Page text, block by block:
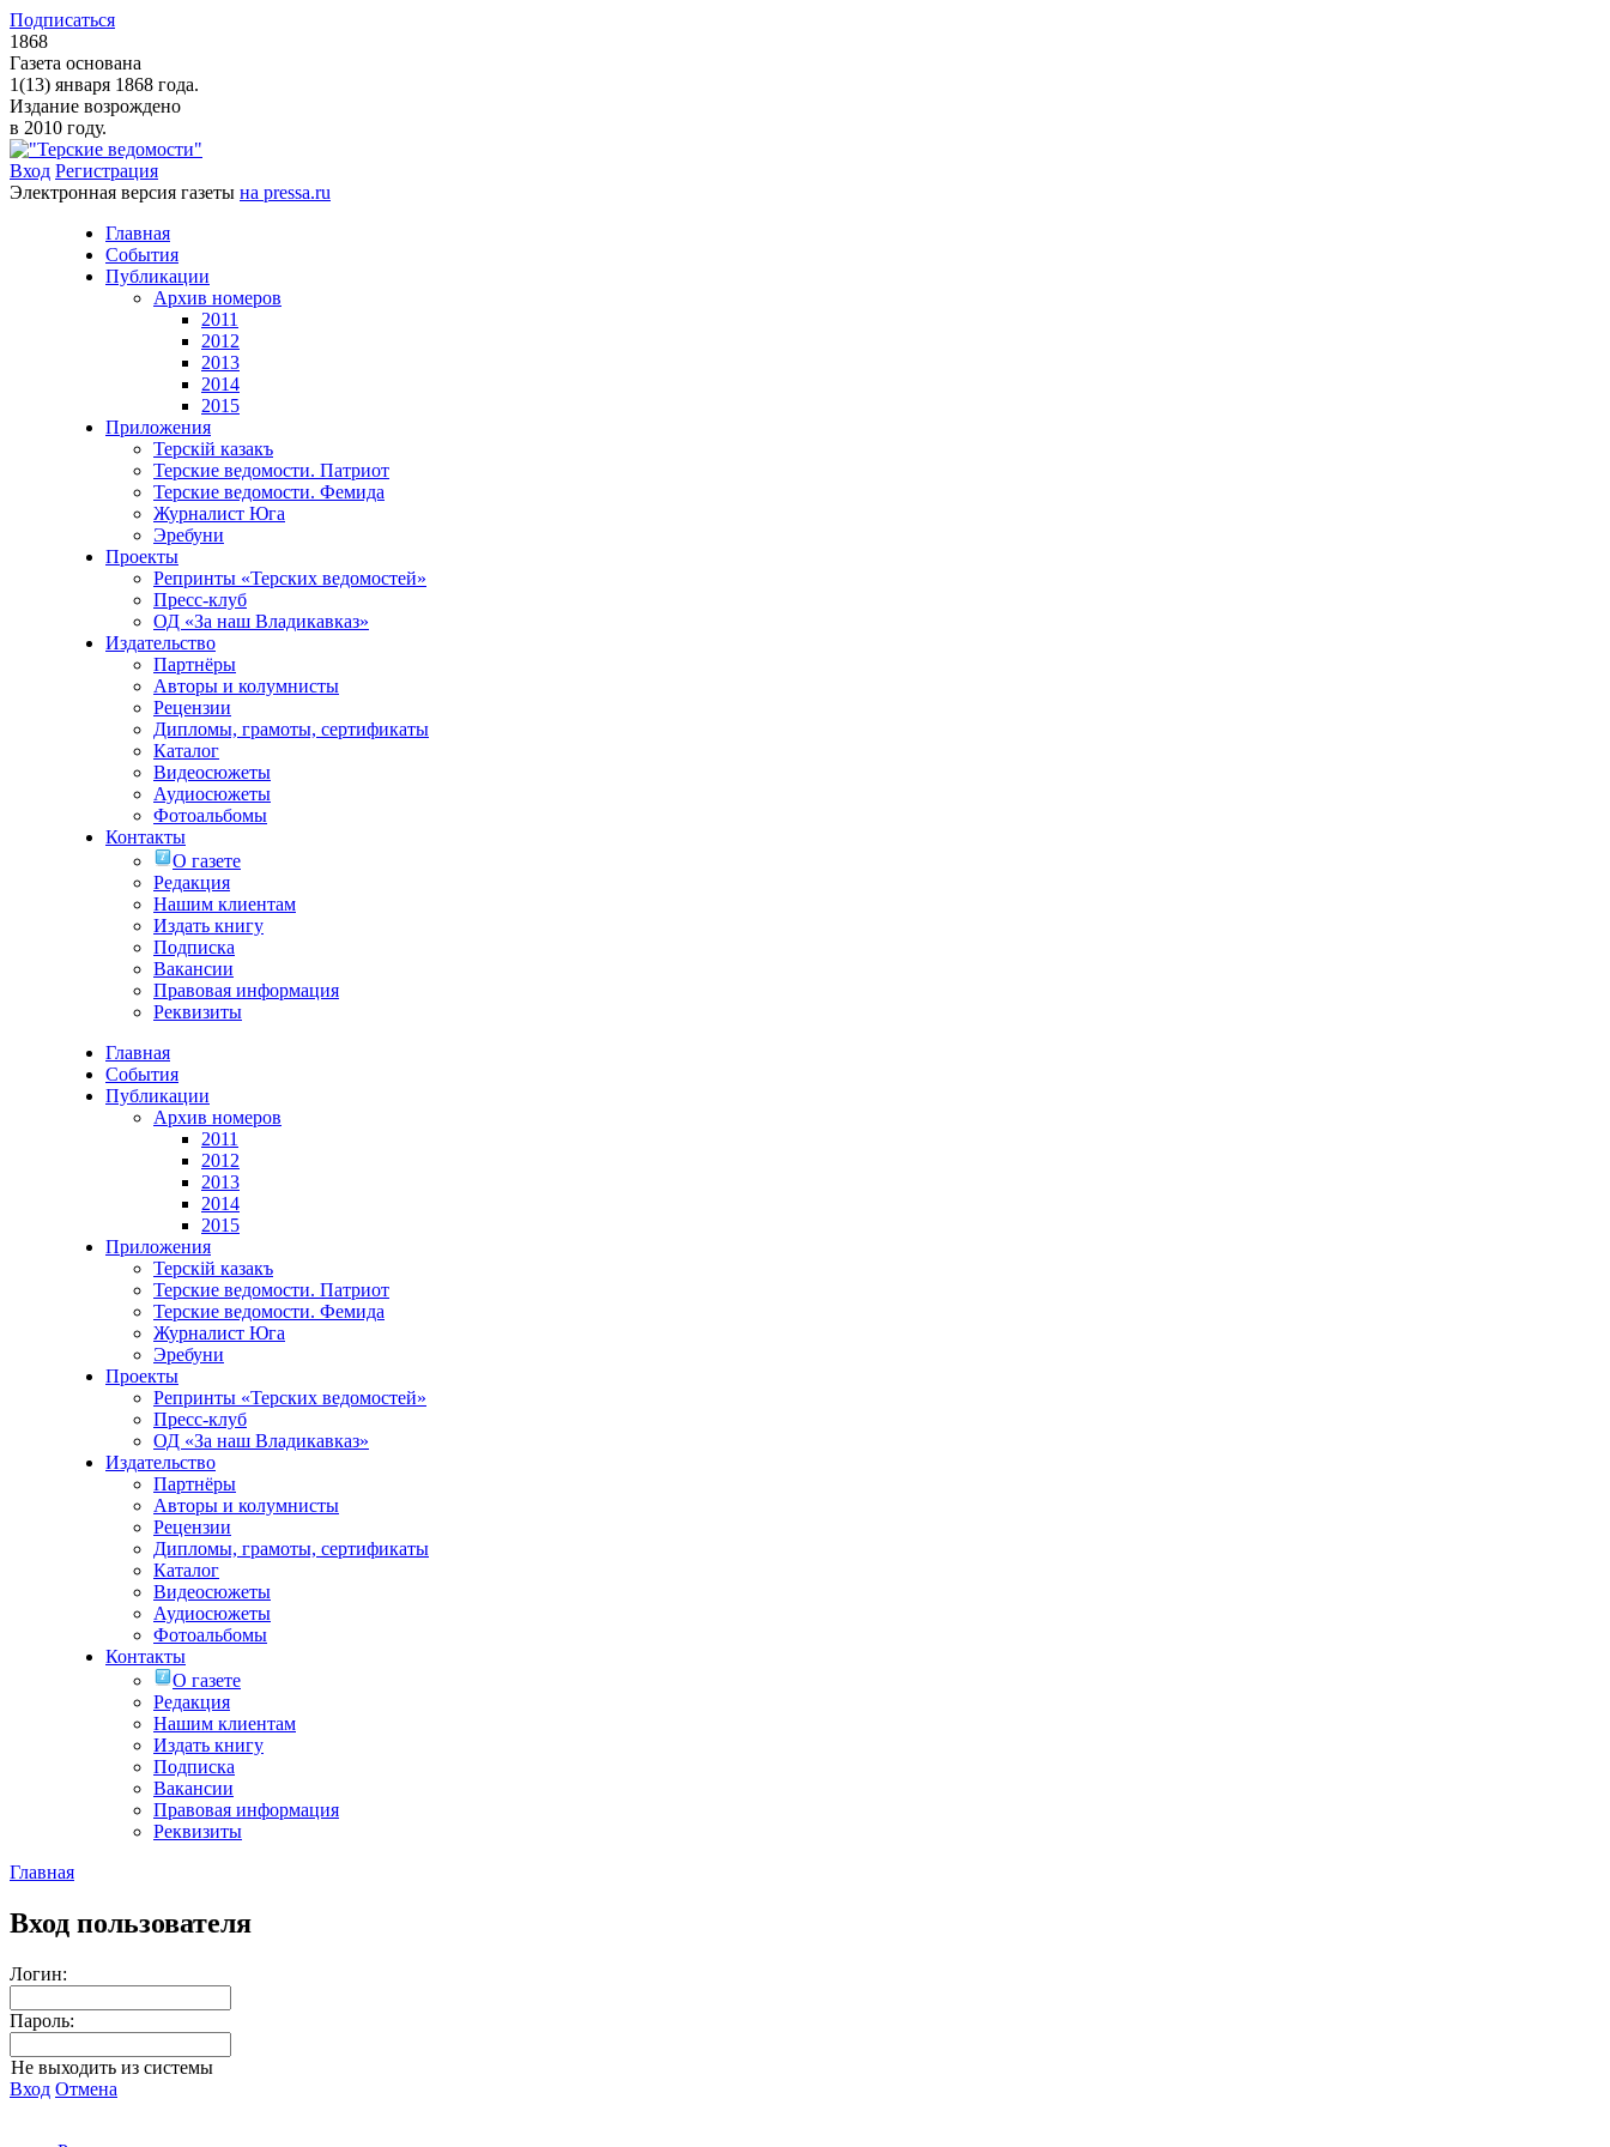
Подписаться
1868
Газета основана
1(13) января 1868 года.
Издание возрождено
в 2010 году.
Вход Регистрация
Электронная версия газеты на pressa.ru
Главная
События
Публикации
Архив номеров
2011
2012
2013
2014
2015
Приложения
Терскiй казакъ
Терские ведомости. Патриот
Терские ведомости. Фемида
Журналист Юга
Эребуни
Проекты
Репринты «Терских ведомостей»
Пресс-клуб
ОД «За наш Владикавказ»
Издательство
Партнёры
Авторы и колумнисты
Рецензии
Дипломы, грамоты, сертификаты
Каталог
Видеосюжеты
Аудиосюжеты
Фотоальбомы
Контакты
О газете
Редакция
Нашим клиентам
Издать книгу
Подписка
Вакансии
Правовая информация
Реквизиты
Главная
События
Публикации
Архив номеров
2011
2012
2013
2014
2015
Приложения
Терскiй казакъ
Терские ведомости. Патриот
Терские ведомости. Фемида
Журналист Юга
Эребуни
Проекты
Репринты «Терских ведомостей»
Пресс-клуб
ОД «За наш Владикавказ»
Издательство
Партнёры
Авторы и колумнисты
Рецензии
Дипломы, грамоты, сертификаты
Каталог
Видеосюжеты
Аудиосюжеты
Фотоальбомы
Контакты
О газете
Редакция
Нашим клиентам
Издать книгу
Подписка
Вакансии
Правовая информация
Реквизиты
Главная
Вход пользователя
Логин:
Пароль:
Не выходить из системы
Вход Отмена